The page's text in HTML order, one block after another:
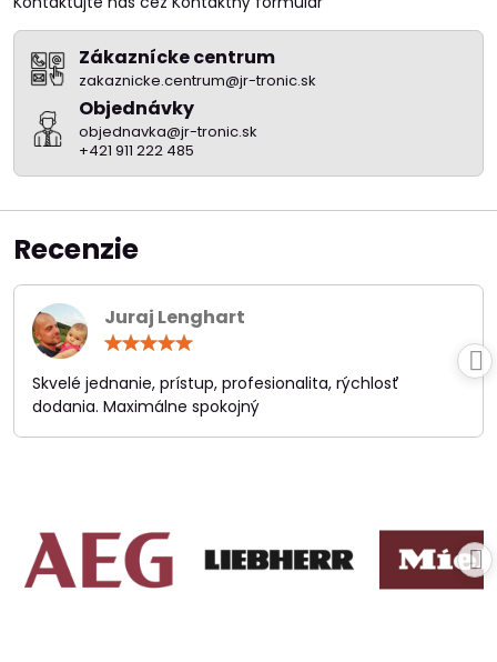
Zákaznícke centrum
zakaznicke.centrum@jr-tronic.sk
Objednávky
objednavka@jr-tronic.sk
+421 911 222 485
Recenzie
Juraj Lenghart
/
5
Skvelé jednanie, prístup, profesionalita, rýchlosť
dodania. Maximálne spokojný